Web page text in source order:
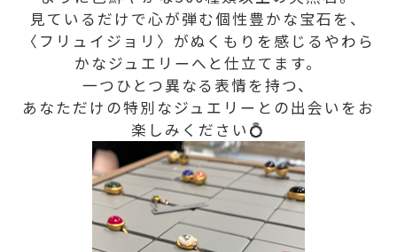
見ているだけで心が弾む個性豊かな宝石を、
〈フリュイジョリ〉がぬくもりを感じるやわら
かなジュエリーへと仕立てます。
一つひとつ異なる表情を持つ、
あなただけの特別なジュエリーとの出会いをお
楽しみください💍